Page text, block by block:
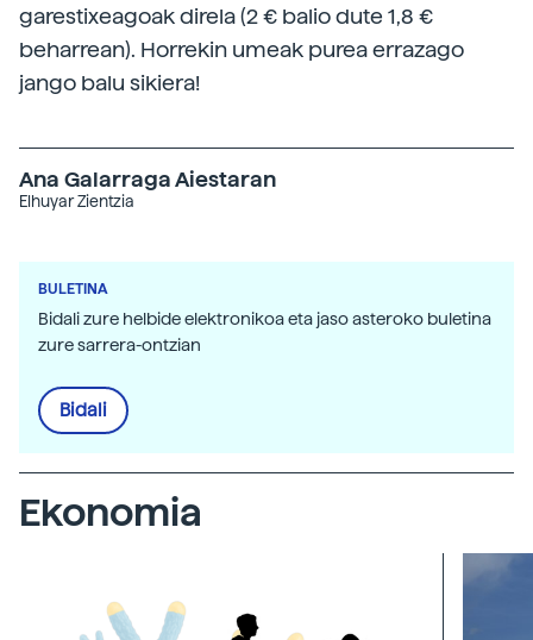
garestixeagoak direla (2 € balio dute 1,8 €
beharrean). Horrekin umeak purea errazago
jango balu sikiera!
Ana Galarraga Aiestaran
Elhuyar Zientzia
BULETINA
Bidali zure helbide elektronikoa eta jaso asteroko buletina
zure sarrera-ontzian
Bidali
Ekonomia